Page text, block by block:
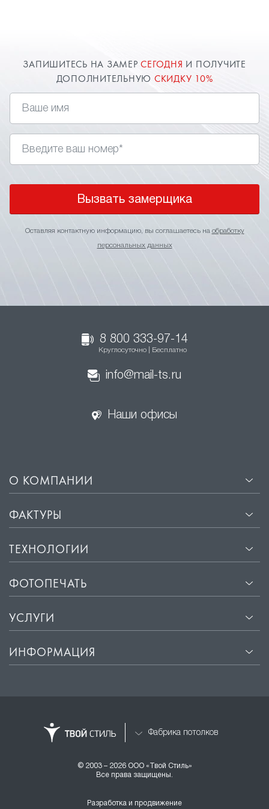
ЗАПИШИТЕСЬ НА ЗАМЕРСЕГОДНЯ И ПОЛУЧИТЕ
ДОПОЛНИТЕЛЬНУЮ СКИДКУ 10%
Вызвать замерщика
Оставляя контактную информацию, вы соглашаетесь на обработку
персональных данных
8 800 333-97-14
Круглосуточно | Бесплатно
info@mail-ts.ru
Наши офисы
О КОМПАНИИ
ФАКТУРЫ
ТЕХНОЛОГИИ
ФОТОПЕЧАТЬ
УСЛУГИ
ИНФОРМАЦИЯ
Фабрика потолков
© 2003 – 2026 ООО «Твой Стиль»
Все права защищены.
Разработка и продвижение